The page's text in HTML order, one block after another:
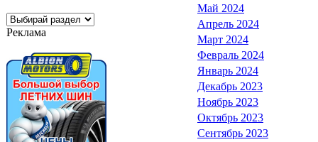
Реклама
Май 2024
Апрель 2024
Март 2024
Февраль 2024
Январь 2024
Декабрь 2023
Ноябрь 2023
Октябрь 2023
Сентябрь 2023